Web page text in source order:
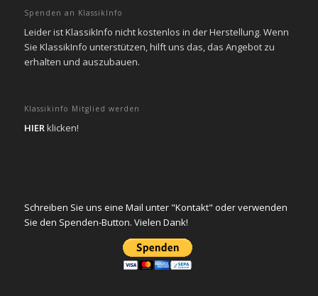
Spenden an KlassikInfo
Leider ist KlassikInfo nicht kostenlos in der Herstellung. Wenn
Sie KlassikInfo unterstützen, hilft uns das, das Angebot zu
erhalten und auszubauen.
Klassikinfo Mitglied werden
HIERklicken!
Schreiben Sie uns eine Mail unter "Kontakt" oder verwenden
Sie den Spenden-Button. Vielen Dank!